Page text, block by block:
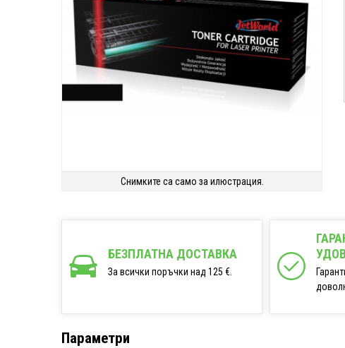
Снимките са само за илюстрация.
БЕЗПЛАТНА ДОСТАВКА
За всички поръчки над 125 €.
Параметри